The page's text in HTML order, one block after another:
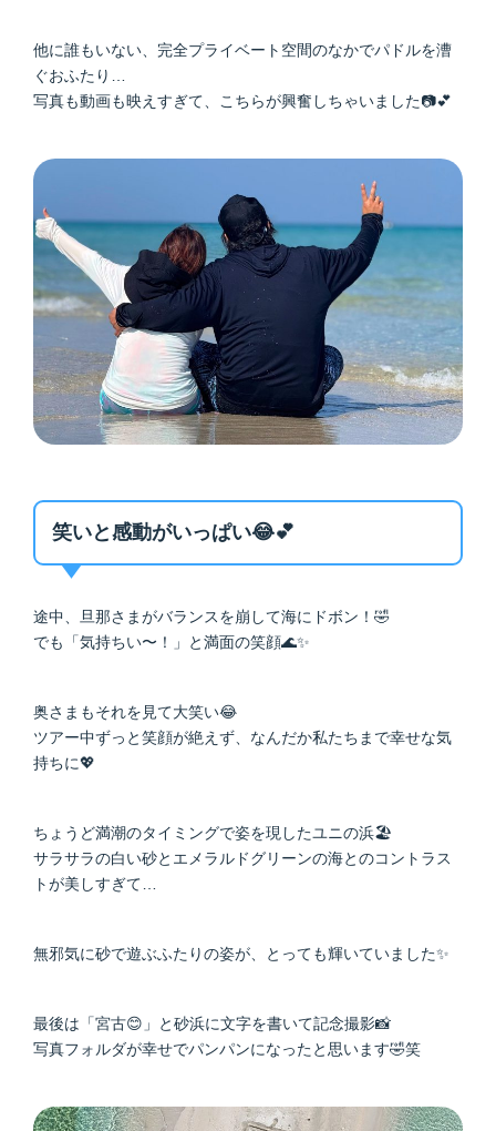
他に誰もいない、完全プライベート空間のなかでパドルを漕
ぐおふたり…
写真も動画も映えすぎて、こちらが興奮しちゃいました📷💕
笑いと感動がいっぱい😂💕
途中、旦那さまがバランスを崩して海にドボン！🤣
でも「気持ちい〜！」と満面の笑顔🌊✨
奥さまもそれを見て大笑い😂
ツアー中ずっと笑顔が絶えず、なんだか私たちまで幸せな気
持ちに💖
ちょうど満潮のタイミングで姿を現したユニの浜🏖️
サラサラの白い砂とエメラルドグリーンの海とのコントラス
トが美しすぎて…
無邪気に砂で遊ぶふたりの姿が、とっても輝いていました✨
最後は「宮古😊」と砂浜に文字を書いて記念撮影📸
写真フォルダが幸せでパンパンになったと思います🤣笑